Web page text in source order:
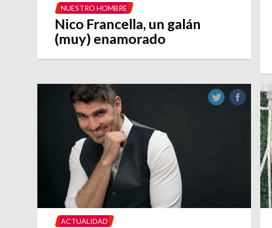
NUESTRO HOMBRE
Nico Francella, un galán
(muy) enamorado
ACTUALIDAD